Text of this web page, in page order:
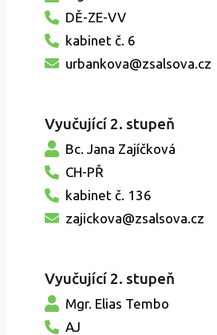
DĚ-ZE-VV
kabinet č. 6
urbankova@zsalsova.cz
Vyučující 2. stupeň
Bc. Jana Zajíčková
CH-PŘ
kabinet č. 136
zajickova@zsalsova.cz
Vyučující 2. stupeň
Mgr. Elias Tembo
AJ